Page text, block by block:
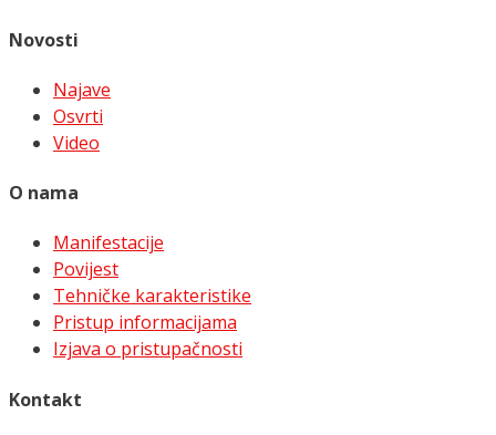
Novosti
Najave
Osvrti
Video
O nama
Manifestacije
Povijest
Tehničke karakteristike
Pristup informacijama
Izjava o pristupačnosti
Kontakt